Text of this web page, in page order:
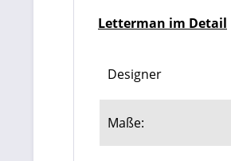
Letterman im Detail
Designer
Maße: